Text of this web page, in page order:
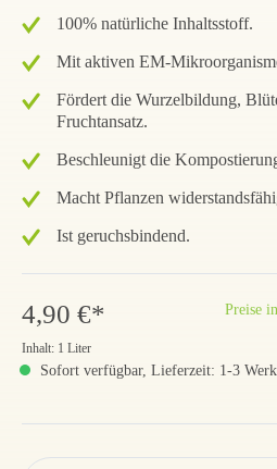
100% natürliche Inhaltsstoff.
Mit aktiven EM-
Fördert die Wurzelbildung,
Fruchtansatz.
Beschleunigt die
Macht Pflanzen
Ist geruchsbindend.
4,90 €*
Inhalt: 1 Liter
Preise
Sofort verfügbar, Lieferzeit: 1-3